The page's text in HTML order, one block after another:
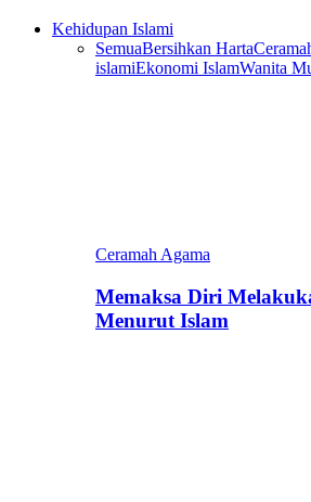
Kehidupan Islami
SemuaBersihkan Harta
islamiEkonomi IslamWanita
Ceramah Agama
Memaksa Diri
Menurut Islam